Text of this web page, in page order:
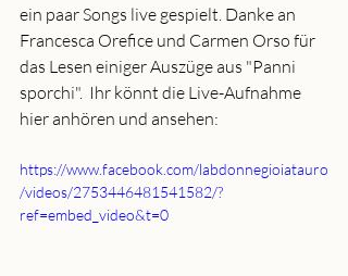
ein paar Songs live gespielt. Danke an
Francesca Orefice und Carmen Orso für
das Lesen einiger Auszüge aus "Panni
sporchi".  Ihr könnt die Live-Aufnahme
hier anhören und ansehen:
https://www.facebook.com/labdonnegioiatauro
/videos/2753446481541582/?
ref=embed_video&t=0